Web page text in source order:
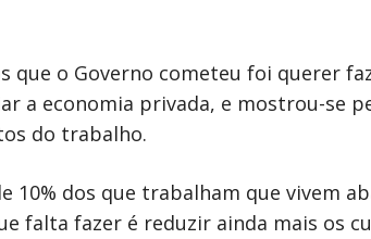
o Governo cometeu foi querer
a economia privada, e mostrou-se
do trabalho.
10% dos que trabalham que vivem
falta fazer é reduzir ainda mais os